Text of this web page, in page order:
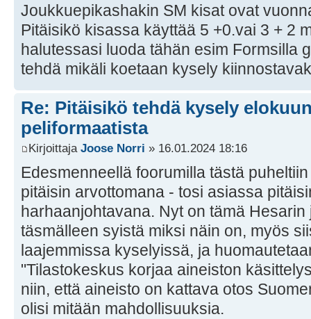
Joukkuepikashakin SM kisat ovat
Pitäisikö kisassa käyttää 5 +0.vai 3 + 2
halutessasi luoda tähän esim Formsilla
tehdä mikäli koetaan kysely
Re: Pitäisikö tehdä kysely
peliformaatista
Kirjoittaja Joose Norri » 16.01.2024 18:16
Edesmenneellä foorumilla tästä
pitäisin arvottomana - tosi asiassa
harhaanjohtavana. Nyt on tämä
täsmälleen syistä miksi näin on, myös
laajemmissa kyselyissä, ja
"Tilastokeskus korjaa aineiston
niin, että aineisto on kattava otos
olisi mitään mahdollisuuksia.